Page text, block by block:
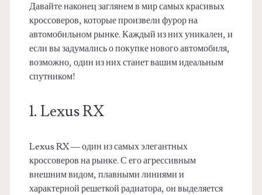
Давайте наконец заглянем в мир самых красивых
кроссоверов, которые произвели фурор на
автомобильном рынке. Каждый из них уникален, и
если вы задумались о покупке нового автомобиля,
возможно, один из них станет вашим идеальным
спутником!
1. Lexus RX
Lexus RX — один из самых элегантных
кроссоверов на рынке. С его агрессивным
внешним видом, плавными линиями и
характерной решеткой радиатора, он выделяется